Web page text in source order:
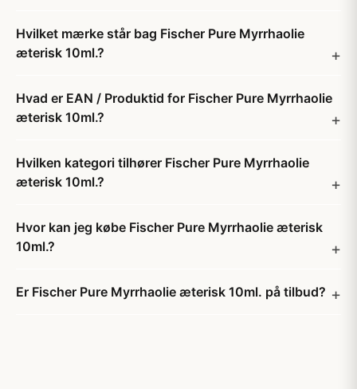
Hvilket mærke står bag Fischer Pure Myrrhaolie
æterisk 10ml.?
Hvad er EAN / Produktid for Fischer Pure Myrrhaolie
æterisk 10ml.?
Hvilken kategori tilhører Fischer Pure Myrrhaolie
æterisk 10ml.?
Hvor kan jeg købe Fischer Pure Myrrhaolie æterisk
10ml.?
Er Fischer Pure Myrrhaolie æterisk 10ml. på tilbud?